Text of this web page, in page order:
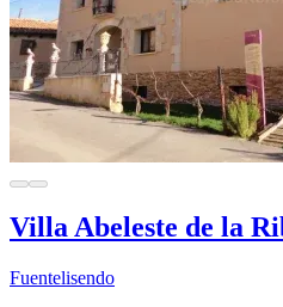
Villa Abeleste de la
Fuentelisendo